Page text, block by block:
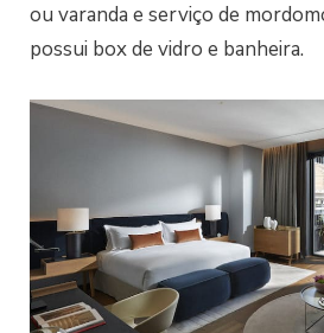
ou varanda e serviço de
possui box de vidro e banheira.